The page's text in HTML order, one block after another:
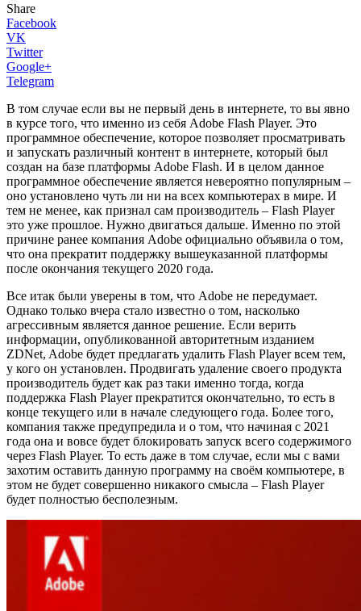
Share
Facebook
VK
Twitter
Google+
Telegram
В том случае если вы не первый день в интернете, то вы явно
в курсе того, что именно из себя Adobe Flash Player. Это
программное обеспечение, которое позволяет просматривать
и запускать различный контент в интернете, который был
создан на базе платформы Adobe Flash. И в целом данное
программное обеспечение является невероятно популярным –
оно установлено чуть ли ни на всех компьютерах в мире. И
тем не менее, как признал сам производитель – Flash Player
это уже прошлое. Нужно двигаться дальше. Именно по этой
причине ранее компания Adobe официально объявила о том,
что она прекратит поддержку вышеуказанной платформы
после окончания текущего 2020 года.
Все итак были уверены в том, что Adobe не передумает.
Однако только вчера стало известно о том, насколько
агрессивным является данное решение. Если верить
информации, опубликованной авторитетным изданием
ZDNet, Adobe будет предлагать удалить Flash Player всем тем,
у кого он установлен. Продвигать удаление своего продукта
производитель будет как раз таки именно тогда, когда
поддержка Flash Player прекратится окончательно, то есть в
конце текущего или в начале следующего года. Более того,
компания также предупредила и о том, что начиная с 2021
года она и вовсе будет блокировать запуск всего содержимого
через Flash Player. То есть даже в том случае, если мы с вами
захотим оставить данную программу на своём компьютере, в
этом не будет совершенно никакого смысла – Flash Player
будет полностью бесполезным.